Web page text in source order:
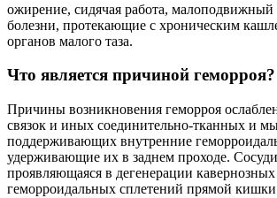
ожирение, сидячая работа, малоподвижный
болезни, протекающие с хроническим
органов малого таза.
Что является причиной геморроя?
Причины возникновения геморроя
связок и иных соединительно-тканных и
поддерживающих внутренние
удерживающие их в заднем проходе.
проявляющаяся в дегенерации
геморроидальных сплетений прямой